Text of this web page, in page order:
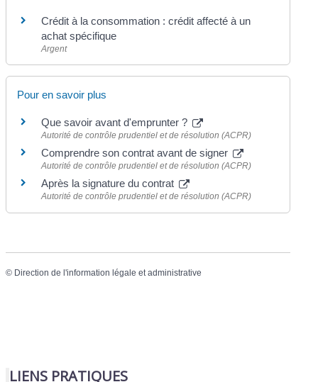
Crédit à la consommation : crédit affecté à un
achat spécifique
Argent
Pour en savoir plus
Que savoir avant d'emprunter ?
Autorité de contrôle prudentiel et de résolution (ACPR)
Comprendre son contrat avant de signer
Autorité de contrôle prudentiel et de résolution (ACPR)
Après la signature du contrat
Autorité de contrôle prudentiel et de résolution (ACPR)
© Direction de l'information légale et administrative
LIENS PRATIQUES